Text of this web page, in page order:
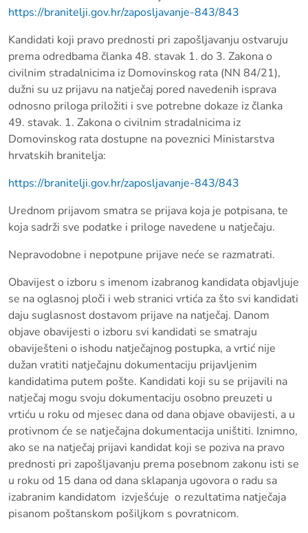
https://branitelji.gov.hr/zaposljavanje-843/843
Kandidati koji pravo prednosti pri zapošljavanju ostvaruju
prema odredbama članka 48. stavak 1. do 3. Zakona o
civilnim stradalnicima iz Domovinskog rata (NN 84/21),
dužni su uz prijavu na natječaj pored navedenih isprava
odnosno priloga priložiti i sve potrebne dokaze iz članka
49. stavak. 1. Zakona o civilnim stradalnicima iz
Domovinskog rata dostupne na poveznici Ministarstva
hrvatskih branitelja:
https://branitelji.gov.hr/zaposljavanje-843/843
Urednom prijavom smatra se prijava koja je potpisana, te
koja sadrži sve podatke i priloge navedene u natječaju.
Nepravodobne i nepotpune prijave neće se razmatrati.
Obavijest o izboru s imenom izabranog kandidata objavljuje
se na oglasnoj ploči i web stranici vrtića za što svi kandidati
daju suglasnost dostavom prijave na natječaj. Danom
objave obavijesti o izboru svi kandidati se smatraju
obaviješteni o ishodu natječajnog postupka, a vrtić nije
dužan vratiti natječajnu dokumentaciju prijavljenim
kandidatima putem pošte. Kandidati koji su se prijavili na
natječaj mogu svoju dokumentaciju osobno preuzeti u
vrtiću u roku od mjesec dana od dana objave obavijesti, a u
protivnom će se natječajna dokumentacija uništiti. Iznimno,
ako se na natječaj prijavi kandidat koji se poziva na pravo
prednosti pri zapošljavanju prema posebnom zakonu isti se
u roku od 15 dana od dana sklapanja ugovora o radu sa
izabranim kandidatom izvješćuje o rezultatima natječaja
pisanom poštanskom pošiljkom s povratnicom.